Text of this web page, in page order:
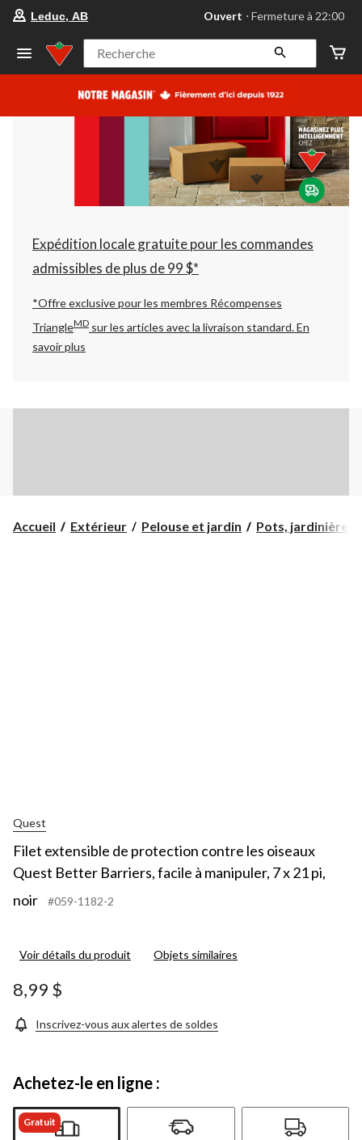
votre
préféré
Leduc,
AB,
courament
Fermeture
à
22:00
cliquer
pour
changer
Leduc, AB Ouvert ⋅ Fermeture à 22:00
Recherche
Expédition locale gratuite pour les commandes
admissibles de plus de 99 $*
*Offre exclusive pour les membres Récompenses
TriangleMD sur les articles avec la livraison standard.En
savoir plus
Accueil Extérieur Pelouse et jardin Pots, jardinières
Quest
Filet extensible de protection contre les oiseaux
Quest Better Barriers, facile à manipuler, 7 x 21 pi,
noir
#059-1182-2
Voir détails du produit Objets similaires
8,99 $
Inscrivez-vous aux alertes de soldes
Achetez-le en ligne :
Gratuit